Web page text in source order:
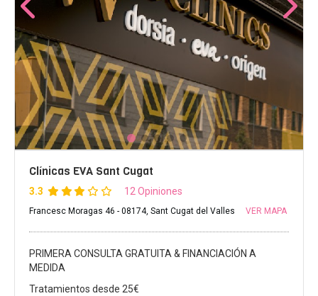
Clínicas EVA Sant Cugat
3.3 12 Opiniones
Francesc Moragas 46 - 08174, Sant Cugat del Valles VER MAPA
PRIMERA CONSULTA GRATUITA & FINANCIACIÓN A
MEDIDA
Tratamientos desde 25€